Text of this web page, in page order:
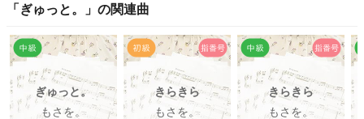
「 ぎゅっと。 」の関連曲
ぎゅっと。
もさを。
きらきら
もさを。
きらきら
もさを。